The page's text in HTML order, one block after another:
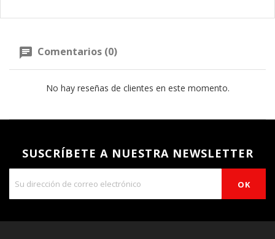
Comentarios (0)
No hay reseñas de clientes en este momento.
SUSCRÍBETE A NUESTRA NEWSLETTER